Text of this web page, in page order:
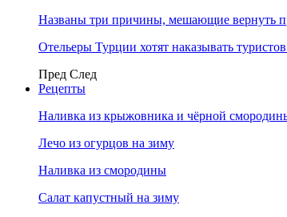
Названы три причины, мешающие вернуть
Отельеры Турции хотят наказывать
Пред След
Рецепты
Наливка из крыжовника и чёрной
Лечо из огурцов на зиму
Наливка из смородины
Салат капустный на зиму